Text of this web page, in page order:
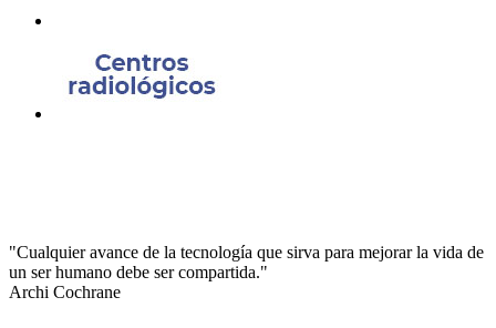
"Cualquier avance de la tecnología que sirva para mejorar la vida de
un ser humano debe ser compartida."
Archi Cochrane